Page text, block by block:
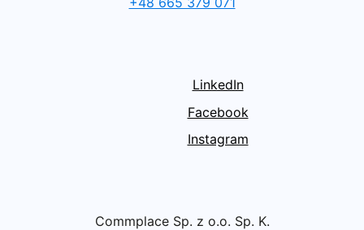
LinkedIn
Facebook
Instagram
Commplace Sp. z o.o. Sp. K.